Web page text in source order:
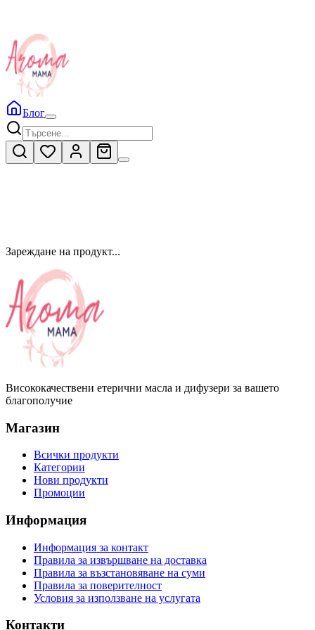
Блог
Зареждане на продукт...
Висококачествени етерични масла и дифузери за вашето
благополучие
Магазин
Всички продукти
Категории
Нови продукти
Промоции
Информация
Информация за контакт
Правила за извършване на доставка
Правила за възстановяване на суми
Правила за поверителност
Условия за използване на услугата
Контакти